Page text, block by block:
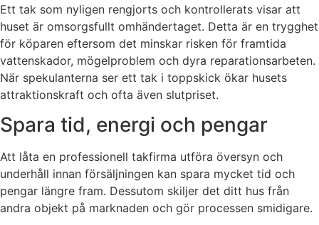
Ett tak som nyligen rengjorts och kontrollerats visar att
huset är omsorgsfullt omhändertaget. Detta är en trygghet
för köparen eftersom det minskar risken för framtida
vattenskador, mögelproblem och dyra reparationsarbeten.
När spekulanterna ser ett tak i toppskick ökar husets
attraktionskraft och ofta även slutpriset.
Spara tid, energi och pengar
Att låta en professionell takfirma utföra översyn och
underhåll innan försäljningen kan spara mycket tid och
pengar längre fram. Dessutom skiljer det ditt hus från
andra objekt på marknaden och gör processen smidigare.